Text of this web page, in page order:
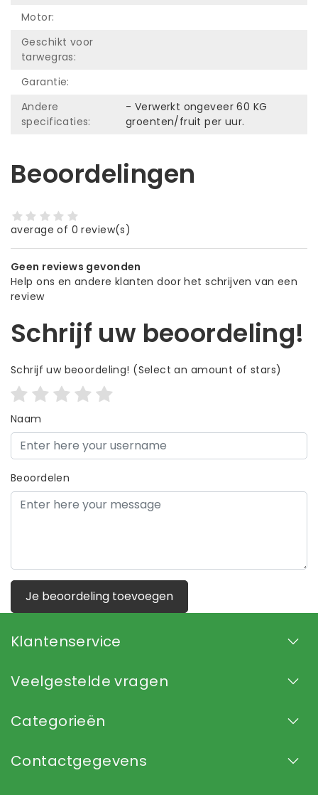
Motor:
Geschikt voor
tarwegras:
Garantie:
Andere
specificaties:
- Verwerkt ongeveer 60 KG
groenten/fruit per uur.
Beoordelingen
average of 0 review(s)
Geen reviews gevonden
Help ons en andere klanten door het schrijven van een
review
Schrijf uw beoordeling!
Schrijf uw beoordeling! (Select an amount of stars)
Naam
Beoordelen
Je beoordeling toevoegen
Klantenservice
Veelgestelde vragen
Categorieën
Contactgegevens